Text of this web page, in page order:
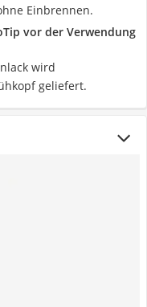
Einbrennen.
vor der Verwendung
wird
geliefert.